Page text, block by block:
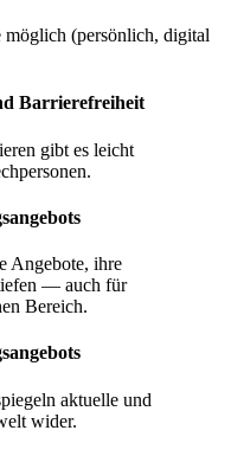
möglich (persönlich, digital
Barrierefreiheit
gibt es leicht
Angebote, ihre
— auch für
Bereich.
aktuelle und
wider.